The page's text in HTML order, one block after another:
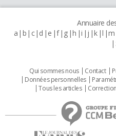
Annuaire
a b c d e f g h i j k l m
Qui sommes nous Contact
Données personnelles
Tous les articles